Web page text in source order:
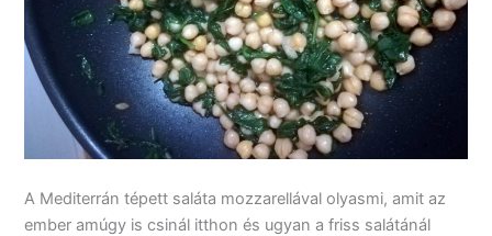
A Mediterrán tépett saláta mozzarellával olyasmi, amit az
ember amúgy is csinál itthon és ugyan a friss salátánál